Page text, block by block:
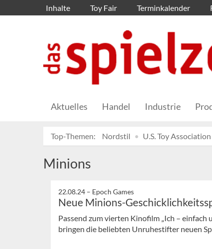
Inhalte Toy Fair Terminkalender
Aktuelles Handel Industrie
Top-Themen: Nordstil U.S. Toy Association
Minions
22.08.24 – Epoch Games
Neue Minions-
Passend zum vierten Kinofilm „Ich – einfach
bringen die beliebten Unruhestifter neuen